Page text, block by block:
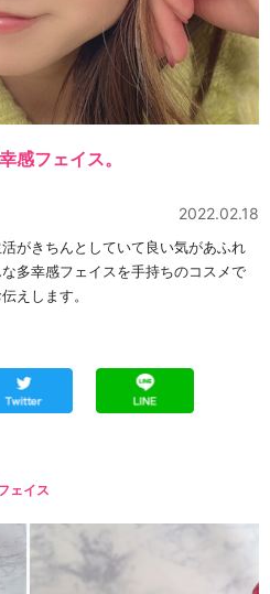
感フェイス。
2022.02.18
がきちんとしていて良い気があふれ
多幸感フェイスを手持ちのコスメで
えします。
ェイス